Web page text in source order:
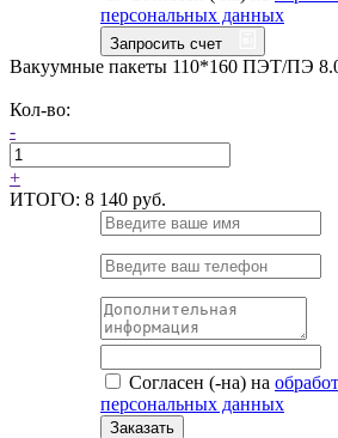
персональных данных
Запросить счет
Вакуумные пакеты 110*160 ПЭТ/ПЭ
Кол-во:
-
+
ИТОГО: 8 140 руб.
Согласен (-на) на
персональных данных
Заказать